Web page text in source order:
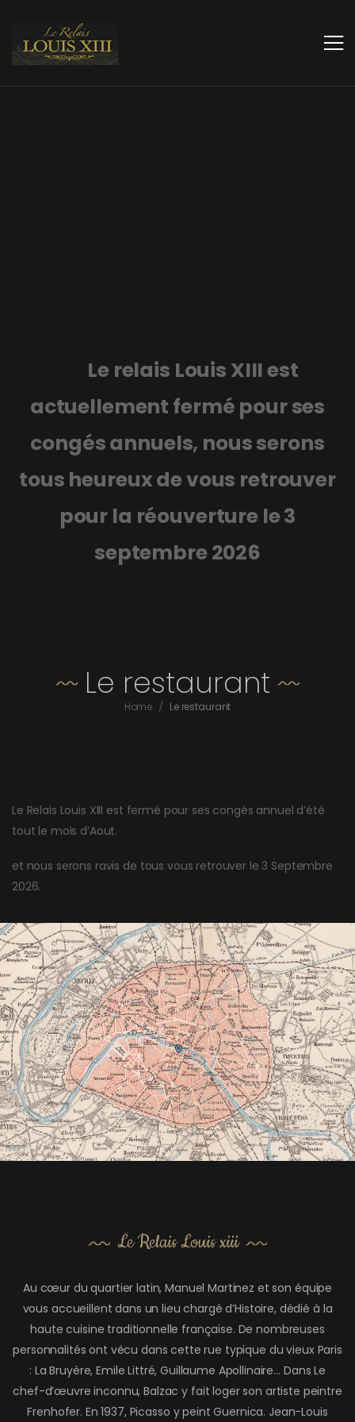
Le relais Louis XIII est
actuellement fermé pour ses
congés annuels, nous serons
tous heureux de vous retrouver
pour la réouverture le 3
septembre 2026
Le restaurant
Home / Le restaurant
Le Relais Louis XIII est fermé pour ses congés annuel d’été
tout le mois d’Aout.
et nous serons ravis de tous vous retrouver le 3 Septembre
2026.
Le Relais Louis xiii
Au cœur du quartier latin, Manuel Martinez et son équipe
vous accueillent dans un lieu chargé d’Histoire, dédié à la
haute cuisine traditionnelle française. De nombreuses
personnalités ont vécu dans cette rue typique du vieux Paris
: La Bruyère, Emile Littré, Guillaume Apollinaire… DansLe
chef-d’œuvre inconnu, Balzac y fait loger son artiste peintre
Frenhofer. En 1937, Picasso y peintGuernica. Jean-Louis